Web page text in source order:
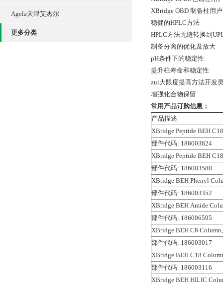
Agela天津艾杰尔
更多分类
XBridge OBD 制备柱用
稳健的HPLC方法
HPLC方法无缝转换到
制备分离的优化及放大
pH条件下的稳定性
提升柱寿命和稳定性
zui大限度提高方法开发
增强化合物保留
常用产品订购信息：
产品描述
XBridge Peptide BEH
部件代码: 186003624
XBridge Peptide BEH
部件代码: 186003580
XBridge BEH Phenyl
部件代码: 186003352
XBridge BEH Amide
部件代码: 186006595
XBridge BEH C8
部件代码: 186003017
XBridge BEH C18
部件代码: 186003116
XBridge BEH HILIC